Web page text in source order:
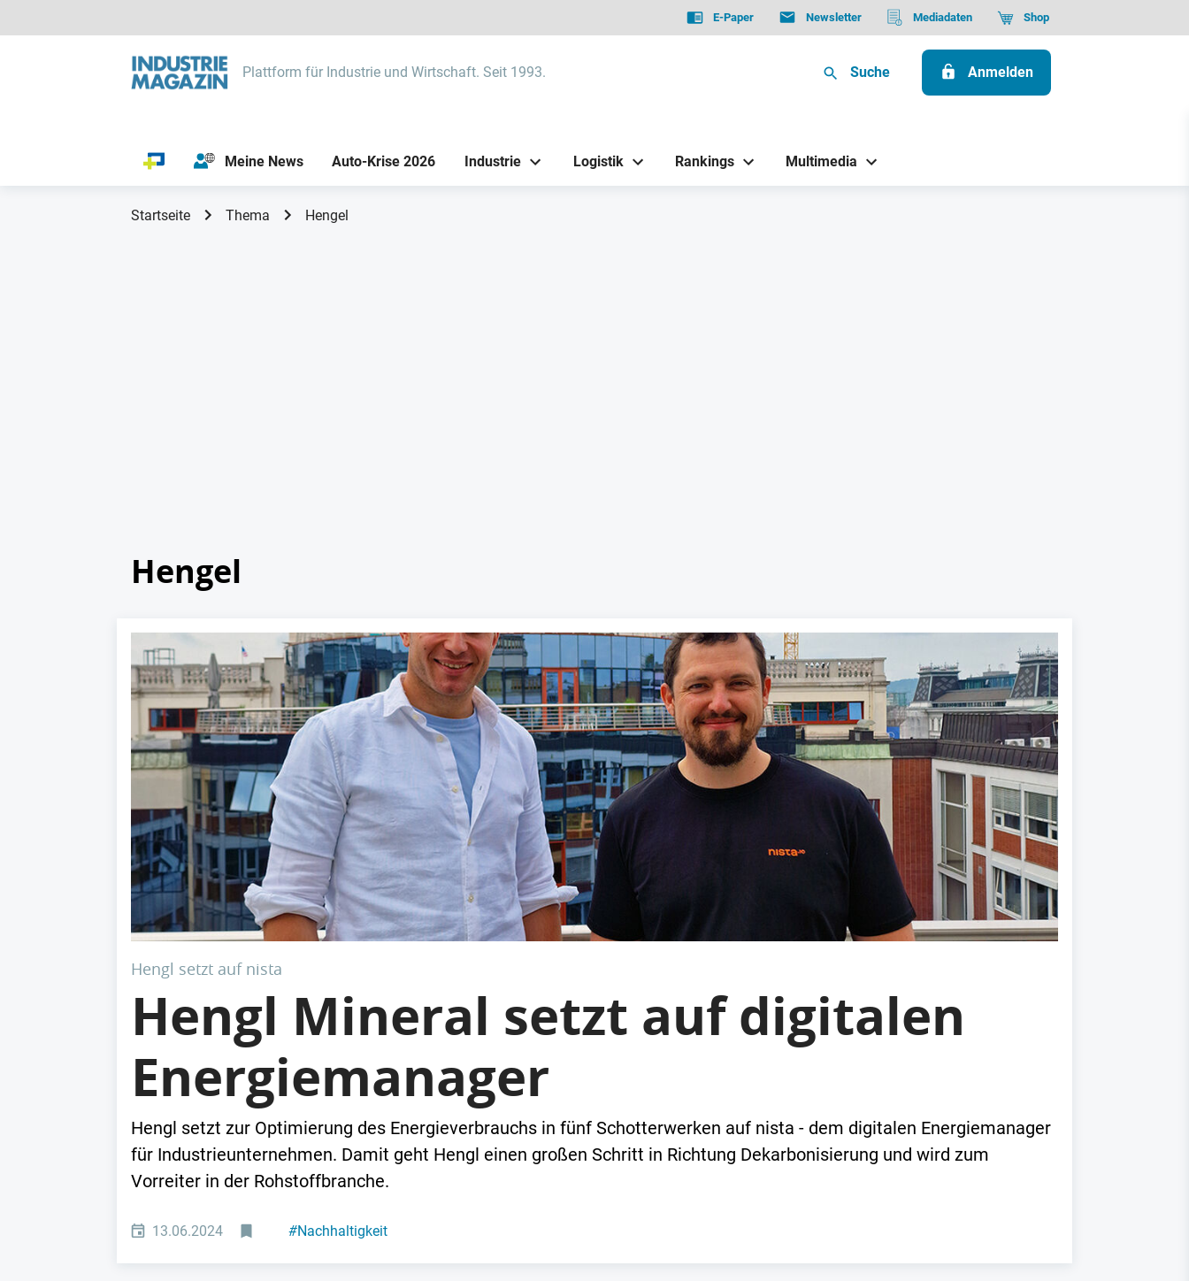
E-Paper Newsletter Mediadaten Shop
Plattform für Industrie und Wirtschaft. Seit 1993. Suche Anmelden
Meine News Auto-Krise 2026 Industrie Logistik Rankings Multimedia
Startseite Thema Hengel
Hengel
Hengl setzt auf nista
Hengl Mineral setzt auf digitalen
Energiemanager
Hengl setzt zur Optimierung des Energieverbrauchs in fünf Schotterwerken auf nista - dem digitalen Energiemanager
für Industrieunternehmen. Damit geht Hengl einen großen Schritt in Richtung Dekarbonisierung und wird zum
Vorreiter in der Rohstoffbranche.
13.06.2024 #Nachhaltigkeit